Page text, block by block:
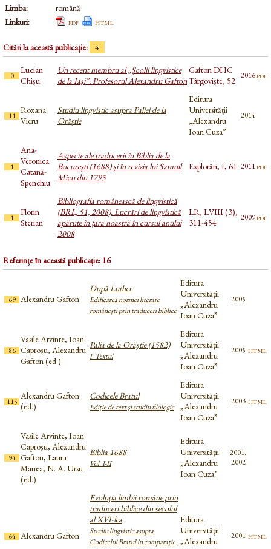
Limba:
română
Linkuri:
pdf html
Citări la această publicație: 4
0
Lucian
Chișu
Un recent membru al „Şcolii lingvistice
de la Iaşi”: Profesorul Alexandru Gafton
Gafton DHC
Târgoviște, 52 2016pdf
11
Roxana
Vieru
Studiu lingvistic asupra Paliei de la
Orăștie
Editura
Universității
„Alexandru
Ioan Cuza”
2014
1
Ana-
Veronica
Catană-
Spenchiu
Aspecte ale traducerii în Biblia de la
București (1688) și în revizia lui Samuil
Micu din 1795
Explorări, I, 61 2011pdf
1
Florin
Sterian
Bibliografia românească de lingvistică
(BRL, 51, 2008). Lucrări de lingvistică
apărute în țara noastră în cursul anului
2008
LR, LVIII (3),
311-454
2009pdf
Referințe în această publicație: 16
69 Alexandru Gafton
După Luther
Edificarea normei literare
româneşti prin traduceri biblice
Editura
Universităţii
„Alexandru
Ioan Cuza”
2005
86
Vasile Arvinte, Ioan
Caproşu, Alexandru
Gafton (ed.)
Palia de la Orăştie (1582)
I. Textul
Editura
Universităţii
„Alexandru
Ioan Cuza”
2005 html
115
Alexandru Gafton
(ed.)
Codicele Bratul
Ediţie de text şi studiu filologic
Editura
Universităţii
„Alexandru
Ioan Cuza”
2003 html
94
Vasile Arvinte, Ioan
Caproșu, Alexandru
Gafton, Laura
Manea, N. A. Ursu
(ed.)
Biblia 1688
Vol. I-II
Editura
Universităţii
„Alexandru
Ioan Cuza”
2001,
2002
64 Alexandru Gafton
Evoluţia limbii române prin
traduceri biblice din secolul
al XVI-lea
Studiu lingvistic asupra
Codicelui Bratul în comparaţie
Editura
Universităţii
„Alexandru
2001 html